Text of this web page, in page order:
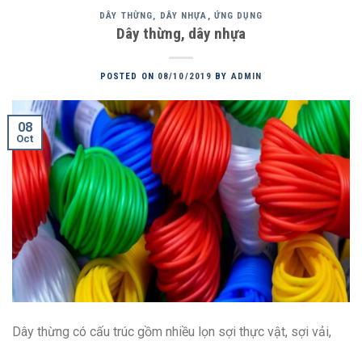
DÂY THỪNG, DÂY NHỰA , ỨNG DỤNG
Dây thừng, dây nhựa
POSTED ON 08/10/2019 BY ADMIN
08
Oct
Dây thừng có cấu trúc gồm nhiều lọn sợi thực vật, sợi vải,